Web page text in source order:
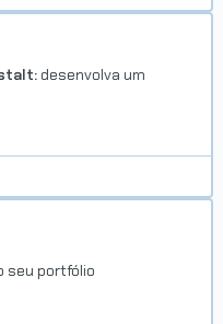
desenvolva um
seu portfólio